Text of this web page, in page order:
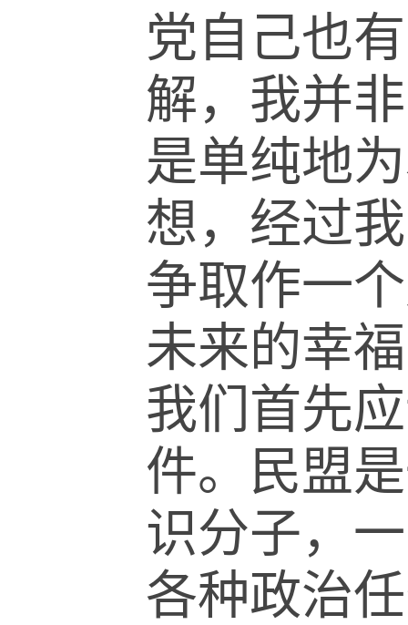
党自己也
解，我并
是单纯地
想，经过
争取作一
未来的幸
我们首先
件。民盟
识分子，
各种政治